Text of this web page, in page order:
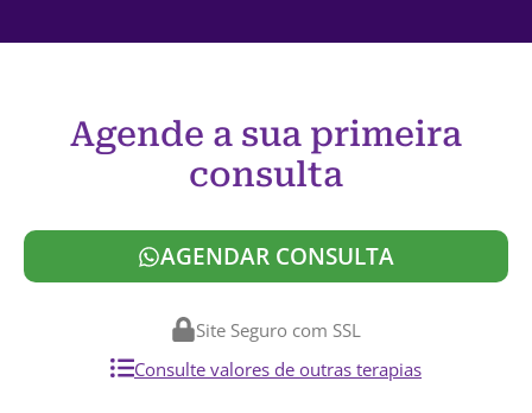
Agende a sua primeira
consulta
AGENDAR CONSULTA
Site Seguro com SSL
Consulte valores de outras terapias